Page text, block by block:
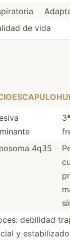
de vida
4q35
debilidad
y